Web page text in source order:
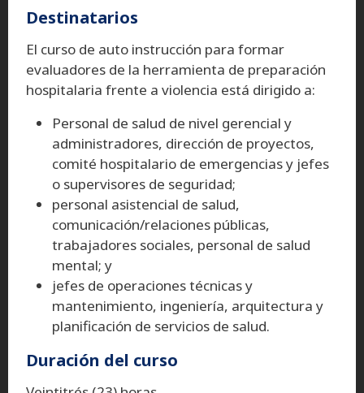
Destinatarios
El curso de auto instrucción para formar
evaluadores de la herramienta de preparación
hospitalaria frente a violencia está dirigido a:
Personal de salud de nivel gerencial y
administradores, dirección de proyectos,
comité hospitalario de emergencias y jefes
o supervisores de seguridad;
personal asistencial de salud,
comunicación/relaciones públicas,
trabajadores sociales, personal de salud
mental; y
jefes de operaciones técnicas y
mantenimiento, ingeniería, arquitectura y
planificación de servicios de salud.
Duración del curso